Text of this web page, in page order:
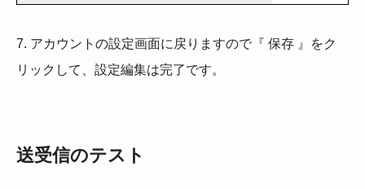
7. アカウントの設定画面に戻りますので『 保存 』をク
リックして、設定編集は完了です。
送受信のテスト